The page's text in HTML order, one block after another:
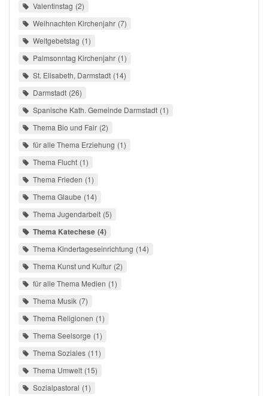
Valentinstag 2
Weihnachten Kirchenjahr 7
Weltgebetstag 1
Palmsonntag Kirchenjahr 1
St. Elisabeth, Darmstadt 14
Darmstadt 26
Spanische Kath. Gemeinde Darmstadt 1
Thema Bio und Fair 2
für alle Thema Erziehung 1
Thema Flucht 1
Thema Frieden 1
Thema Glaube 14
Thema Jugendarbeit 5
Thema Katechese 4
Thema Kindertageseinrichtung 14
Thema Kunst und Kultur 2
für alle Thema Medien 1
Thema Musik 7
Thema Religionen 1
Thema Seelsorge 1
Thema Soziales 11
Thema Umwelt 15
Sozialpastoral 1